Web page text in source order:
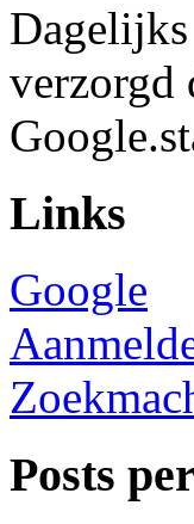
verzorgd
Links
Google
Posts